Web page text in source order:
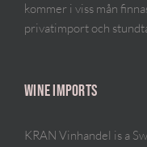
kommer i viss mån
privatimport och
WINE IMPORTS
KRAN Vinhandel is a